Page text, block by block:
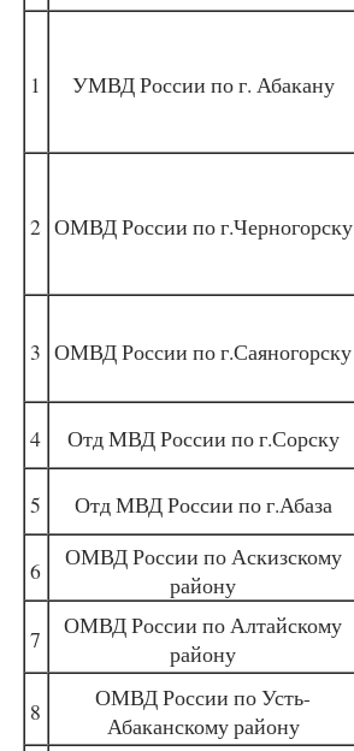
1 УМВД России по г. Абакану
2 ОМВД России по г.Черногорску
3 ОМВД России по г.Саяногорску
4
Отд МВД России по г.Сорску
5 Отд МВД России по г.Абаза
6
ОМВД России по Аскизскому
району
7
ОМВД России по Алтайскому
району
8
ОМВД России по Усть-
Абаканскому району